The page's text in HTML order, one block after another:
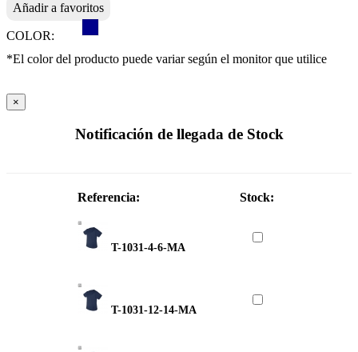
Añadir a favoritos
COLOR:
*El color del producto puede variar según el monitor que utilice
×
Notificación de llegada de Stock
Referencia: Stock:
T-1031-4-6-MA
T-1031-12-14-MA